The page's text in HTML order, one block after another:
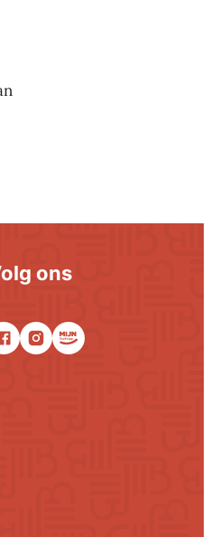
ons
InstagramStadsapp